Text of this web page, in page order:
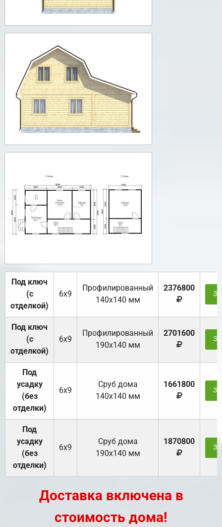
Под ключ
(с
отделкой)
6х9
Профилированный
140х140 мм
2376800
Под ключ
(с
отделкой)
6х9
Профилированный
190х140 мм
2701600
Под
усадку
(без
отделки)
6х9
Cруб дома
140х140 мм
1661800
Под
усадку
(без
отделки)
6х9
Cруб дома
190х140 мм
1870800
Доставка включена в
стоимость дома!